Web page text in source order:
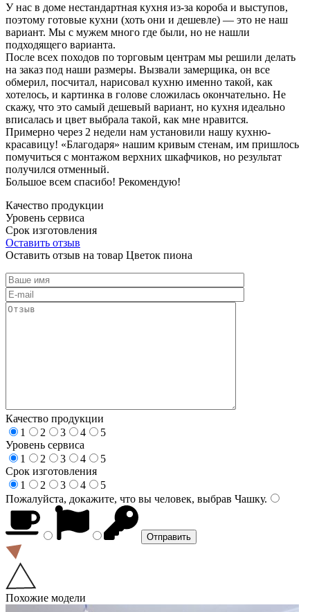
У нас в доме нестандартная кухня из-за короба и выступов,
поэтому готовые кухни (хоть они и дешевле) — это не наш
вариант. Мы с мужем много где были, но не нашли
подходящего варианта.
После всех походов по торговым центрам мы решили делать
на заказ под наши размеры. Вызвали замерщика, он все
обмерил, посчитал, нарисовал кухню именно такой, как
хотелось, и картинка в голове сложилась окончательно. Не
скажу, что это самый дешевый вариант, но кухня идеально
вписалась и цвет выбрала такой, как мне нравится.
Примерно через 2 недели нам установили нашу кухню-
красавицу! «Благодаря» нашим кривым стенам, им пришлось
помучиться с монтажом верхних шкафчиков, но результат
получился отменный.
Большое всем спасибо! Рекомендую!
Качество продукции
Уровень сервиса
Срок изготовления
Оставить отзыв
Оставить отзыв на товар Цветок пиона
Качество продукции
1
2 3 4
5
Уровень сервиса
1
2 3 4
5
Срок изготовления
1
2 3 4
5
Пожалуйста, докажите, что вы человек, выбрав Чашку.
Похожие модели